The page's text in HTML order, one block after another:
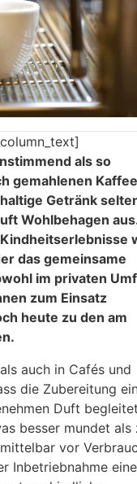
als so
gemahlenen
Getränk
Wohlbehagen
das gemeinsame
im privaten
zum Einsatz
heute zu den am
auch in Cafés und
die Zubereitung
Duft
besser mundet als
vor
Inbetriebnahme